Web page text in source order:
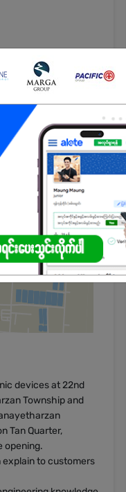
devices at 22nd
Township and
Tan Quarter,
opening.
explain to customers